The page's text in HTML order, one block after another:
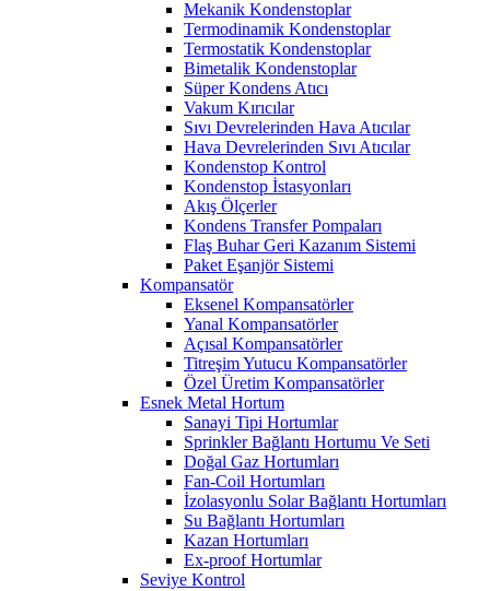
Mekanik Kondenstoplar
Termodinamik Kondenstoplar
Termostatik Kondenstoplar
Bimetalik Kondenstoplar
Süper Kondens Atıcı
Vakum Kırıcılar
Sıvı Devrelerinden Hava Atıcılar
Hava Devrelerinden Sıvı Atıcılar
Kondenstop Kontrol
Kondenstop İstasyonları
Akış Ölçerler
Kondens Transfer Pompaları
Flaş Buhar Geri Kazanım Sistemi
Paket Eşanjör Sistemi
Kompansatör
Eksenel Kompansatörler
Yanal Kompansatörler
Açısal Kompansatörler
Titreşim Yutucu Kompansatörler
Özel Üretim Kompansatörler
Esnek Metal Hortum
Sanayi Tipi Hortumlar
Sprinkler Bağlantı Hortumu Ve Seti
Doğal Gaz Hortumları
Fan-Coil Hortumları
İzolasyonlu Solar Bağlantı Hortumları
Su Bağlantı Hortumları
Kazan Hortumları
Ex-proof Hortumlar
Seviye Kontrol